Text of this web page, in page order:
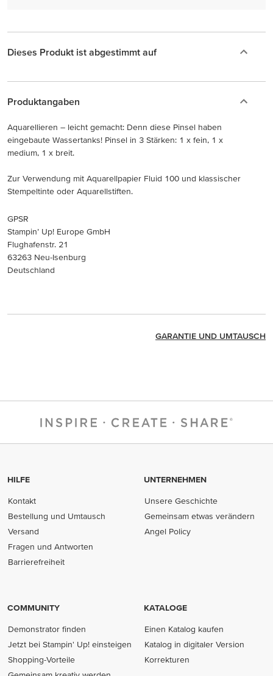
Dieses Produkt ist abgestimmt auf
Produktangaben
Aquarellieren – leicht gemacht: Denn diese Pinsel haben
eingebaute Wassertanks! Pinsel in 3 Stärken: 1 x fein, 1 x
medium, 1 x breit.
Zur Verwendung mit Aquarellpapier Fluid 100 und klassischer
Stempeltinte oder Aquarellstiften.
GPSR
Stampin’ Up! Europe GmbH
Flughafenstr. 21
63263 Neu-Isenburg
Deutschland
GARANTIE UND UMTAUSCH
HILFE
Kontakt
Bestellung und Umtausch
Versand
Fragen und Antworten
Barrierefreiheit
UNTERNEHMEN
Unsere Geschichte
Gemeinsam etwas verändern
Angel Policy
COMMUNITY
Demonstrator finden
Jetzt bei Stampin' Up! einsteigen
Shopping-Vorteile
KATALOGE
Einen Katalog kaufen
Katalog in digitaler Version
Korrekturen